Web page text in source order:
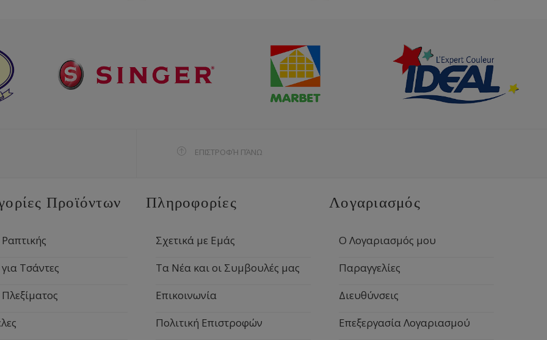
ΕΠΙΣΤΡΟΦΉ ΠΆΝΩ
Προϊόντων
Τσάντες
Πληροφορίες
Σχετικά με Εμάς
Τα Νέα και οι Συμβουλές μας
Επικοινωνία
Πολιτική Επιστροφών
Λογαριασμός
Ο Λογαριασμός μου
Παραγγελίες
Διευθύνσεις
Επεξεργασία Λογαριασμού